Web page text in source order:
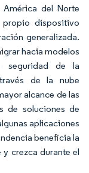
América del Norte
dispositivo
generalizada.
hacia modelos
seguridad de la
de la nube
alcance de las
de soluciones de
aplicaciones
beneficia la
crezca durante el